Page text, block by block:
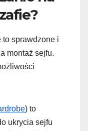
to sprawdzone i
montaż sejfu.
) to
ukrycia sejfu